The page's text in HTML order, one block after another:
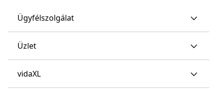
Ügyfélszolgálat
Üzlet
vidaXL